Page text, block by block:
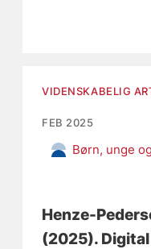
VIDENSKABELIG
FEB 2025
Børn, unge
Henze-
(2025).